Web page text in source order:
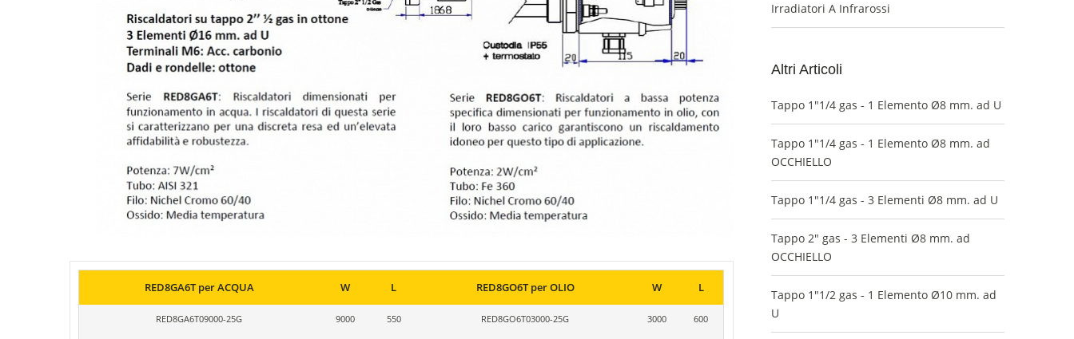
RED8GA6T per ACQUA W L RED8GO6T per OLIO W L
RED8GA6T09000-25G 9000 550 RED8GO6T03000-25G 3000 600
Irradiatori A Infrarossi
Altri Articoli
Tappo 1"1/4 gas - 1 Elemento Ø8 mm. ad U
Tappo 1"1/4 gas - 1 Elemento Ø8 mm. ad
OCCHIELLO
Tappo 1"1/4 gas - 3 Elementi Ø8 mm. ad U
Tappo 2" gas - 3 Elementi Ø8 mm. ad
OCCHIELLO
Tappo 1"1/2 gas - 1 Elemento Ø10 mm. ad
U